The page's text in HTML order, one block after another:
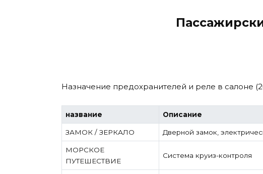
Назначение предохранителей и реле в салоне
название Описание
ЗАМОК / ЗЕРКАЛО Дверной замок,
МОРСКОЕ
ПУТЕШЕСТВИЕ
Система круиз-контроля